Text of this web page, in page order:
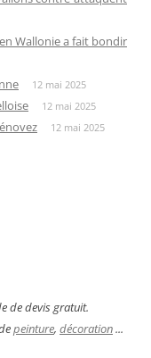
Wallonie a fait bondir
12 mai 2025
12 mai 2025
12 mai 2025
de devis gratuit.
peinture, décoration...